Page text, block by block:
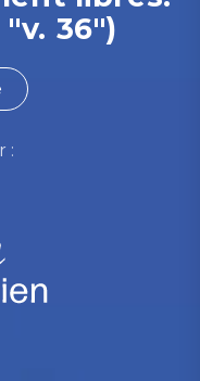
"v. 36")
: